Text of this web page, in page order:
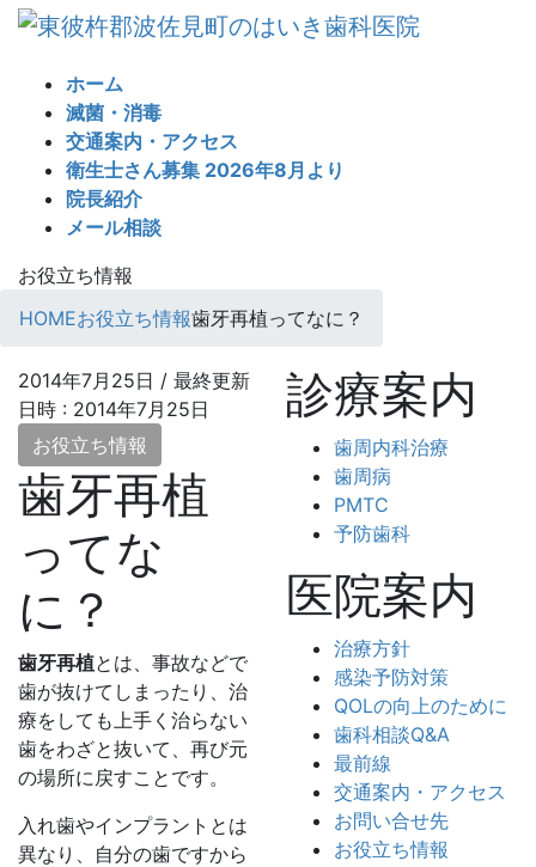
ホーム
滅菌・消毒
交通案内・アクセス
衛生士さん募集 2026年8月より
院長紹介
メール相談
お役立ち情報
HOMEお役立ち情報歯牙再植ってなに？
2014年7月25日 / 最終更新
日時 : 2014年7月25日
お役立ち情報
歯牙再植
ってな
に？
歯牙再植とは、事故などで
歯が抜けてしまったり、治
療をしても上手く治らない
歯をわざと抜いて、再び元
の場所に戻すことです。
入れ歯やインプラントとは
異なり、自分の歯ですから
診療案内
歯周内科治療
歯周病
PMTC
予防歯科
医院案内
治療方針
感染予防対策
QOLの向上のために
歯科相談Q&A
最前線
交通案内・アクセス
お問い合せ先
お役立ち情報